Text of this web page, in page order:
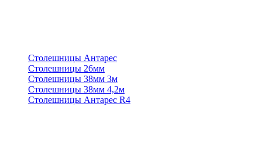
Столешницы Антарес
Столешницы 26мм
Столешницы 38мм 3м
Столешницы 38мм 4,2м
Столешницы Антарес R4